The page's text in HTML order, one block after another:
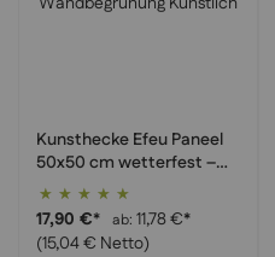
Kunsthecke Efeu Paneel
50x50 cm wetterfest –
Sichtschutzwand &
Wandbegrünung
Künstlich
Bewertung:
100%
17,90 €* ab 11,78 €*
(15,04 € Netto)